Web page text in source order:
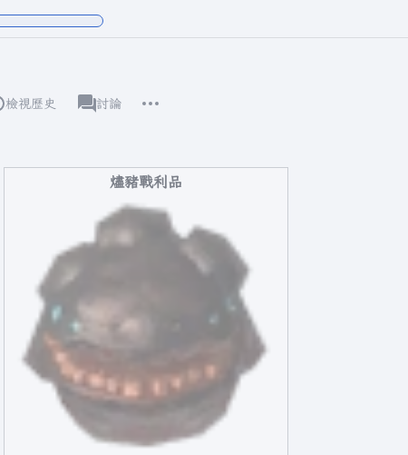
檢視歷史 associated-pages
瓦爾海姆
討論
燼豬戰利品